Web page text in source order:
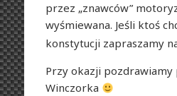
przez „znawców”
wyśmiewana. Jeśli ktoś
konstytucji zapraszamy
Przy okazji
Winczorka